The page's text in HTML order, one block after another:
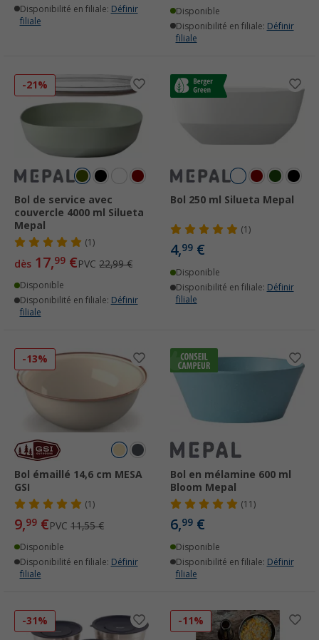
Disponibilité en filiale: Définir
filiale
Disponible
Disponibilité en filiale: Définir
filiale
-21%
Bol de service avec
couvercle 4000 ml Silueta
Mepal
(1)
dès 17,99 €PVC 22,99 €
Disponible
Disponibilité en filiale: Définir
filiale
Bol 250 ml Silueta Mepal
(1)
4,99 €
Disponible
Disponibilité en filiale: Définir
filiale
-13%
Bol émaillé 14,6 cm MESA
GSI
(1)
9,99 €PVC 11,55 €
Disponible
Disponibilité en filiale: Définir
filiale
Bol en mélamine 600 ml
Bloom Mepal
(11)
6,99 €
Disponible
Disponibilité en filiale: Définir
filiale
-31% -11%